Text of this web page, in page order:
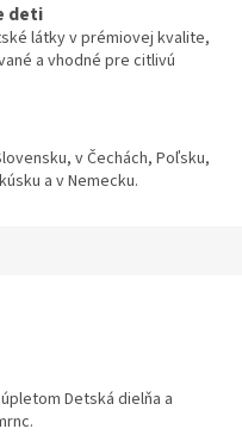
deti
látky v prémiovej kvalite,
a vhodné pre citlivú
v Čechách, Poľsku,
a v Nemecku.
Detská dielňa a